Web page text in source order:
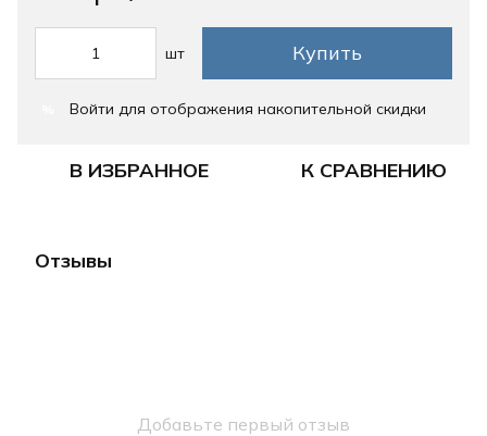
шт Купить
Войти для отображения накопительной скидки
В ИЗБРАННОЕ К СРАВНЕНИЮ
Отзывы
Добавьте первый отзыв